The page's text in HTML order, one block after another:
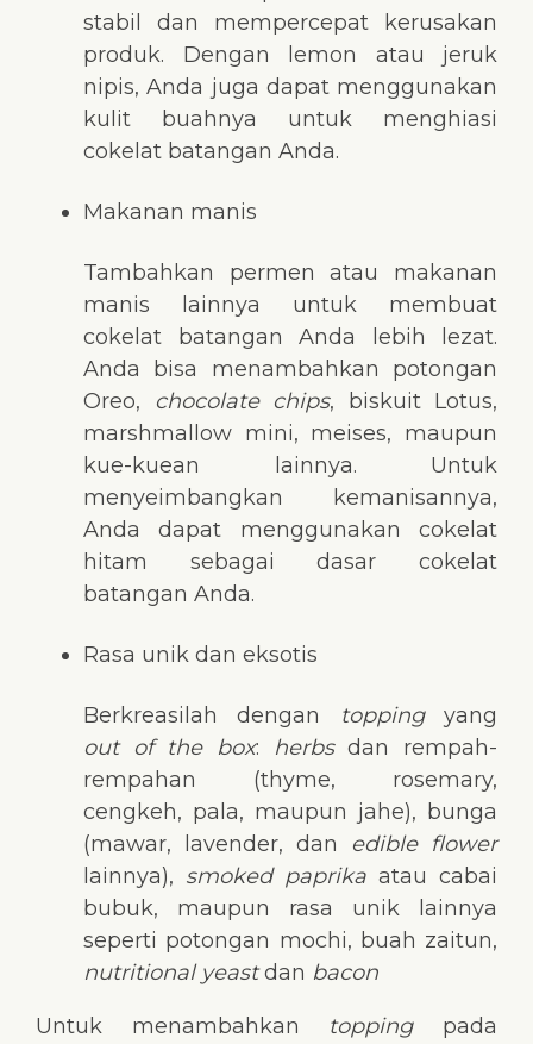
stabil dan mempercepat kerusakan
produk. Dengan lemon atau jeruk
nipis, Anda juga dapat menggunakan
kulit buahnya untuk menghiasi
cokelat batangan Anda.
Makanan manis
Tambahkan permen atau makanan
manis lainnya untuk membuat
cokelat batangan Anda lebih lezat.
Anda bisa menambahkan potongan
Oreo,
chocolate chips, biskuit Lotus,
marshmallow mini, meises, maupun
kue-kuean lainnya. Untuk
menyeimbangkan kemanisannya,
Anda dapat menggunakan cokelat
hitam sebagai dasar cokelat
batangan Anda.
Rasa unik dan eksotis
Berkreasilah dengan toppingyang
out of the box: herbsdan rempah-
rempahan (thyme, rosemary,
cengkeh, pala, maupun jahe), bunga
(mawar, lavender, dan edible flower
lainnya), smoked paprika atau cabai
bubuk, maupun rasa unik lainnya
seperti potongan mochi, buah zaitun,
nutritional yeastdan bacon
Untuk menambahkan topping pada